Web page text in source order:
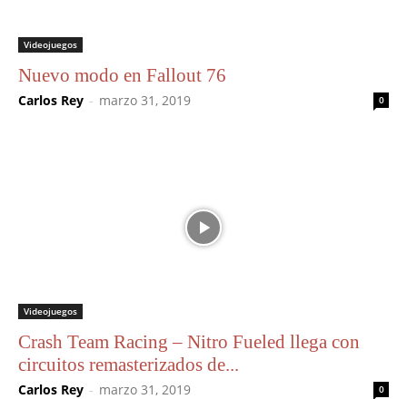
Videojuegos
Nuevo modo en Fallout 76
Carlos Rey - marzo 31, 2019 0
Videojuegos
Crash Team Racing – Nitro Fueled llega con
circuitos remasterizados de...
Carlos Rey - marzo 31, 2019 0